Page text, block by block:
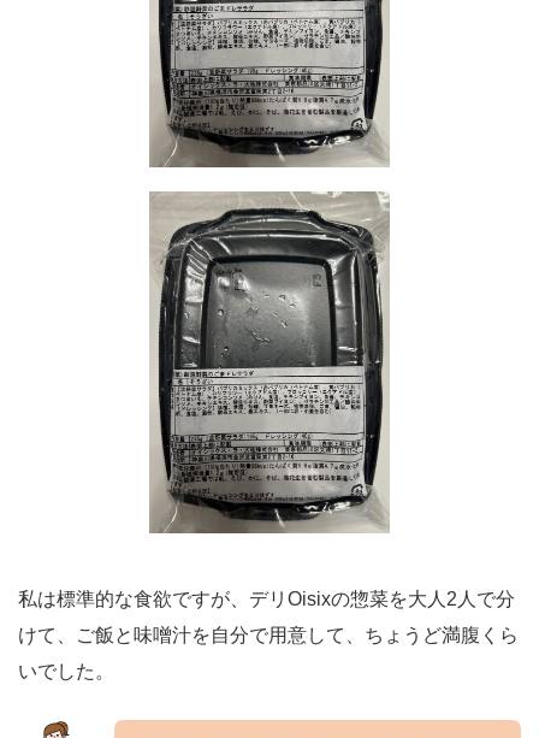
私は標準的な食欲ですが、デリOisixの惣菜を大人2人で分
けて、ご飯と味噌汁を自分で用意して、ちょうど満腹くら
いでした。